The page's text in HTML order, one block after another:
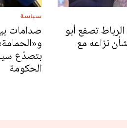
الرباط تصفع أبو
نزاعه مع
سياسة
صدامات
بتصدّع
الحكومة